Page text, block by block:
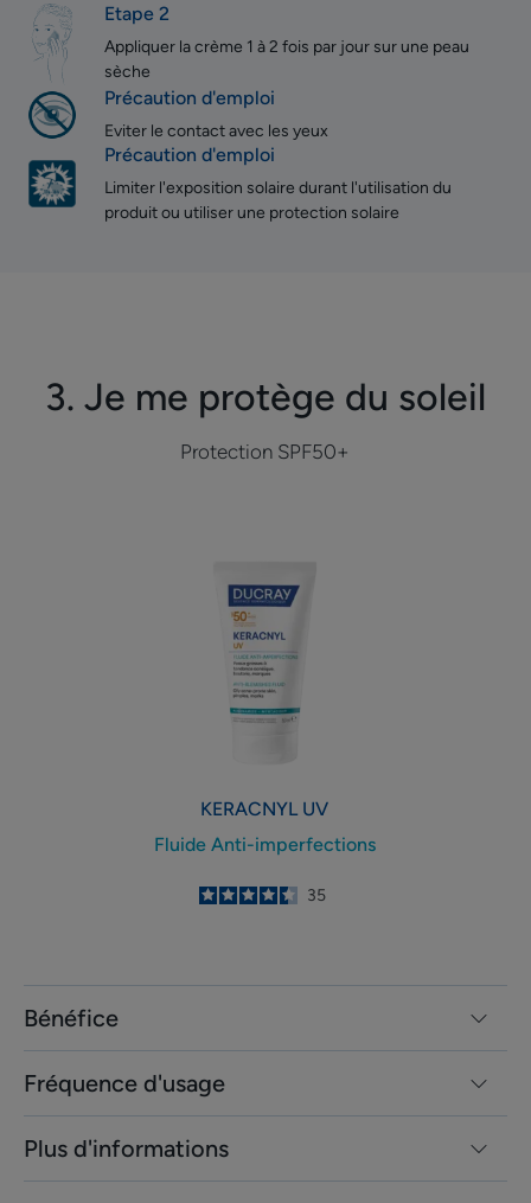
Etape 2
Appliquer la crème 1 à 2 fois par jour sur une peau
sèche
Précaution d'emploi
Eviter le contact avec les yeux
Précaution d'emploi
Limiter l'exposition solaire durant l'utilisation du
produit ou utiliser une protection solaire
3. Je me protège du soleil
Protection SPF50+
Anti-
KERACNYLUV
Fluide Anti-imperfections
4.5
/
5
35
Bénéfice
Fréquence d'usage
Plus d'informations